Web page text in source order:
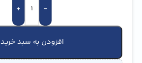
-
+
افزودن به سبد خرید